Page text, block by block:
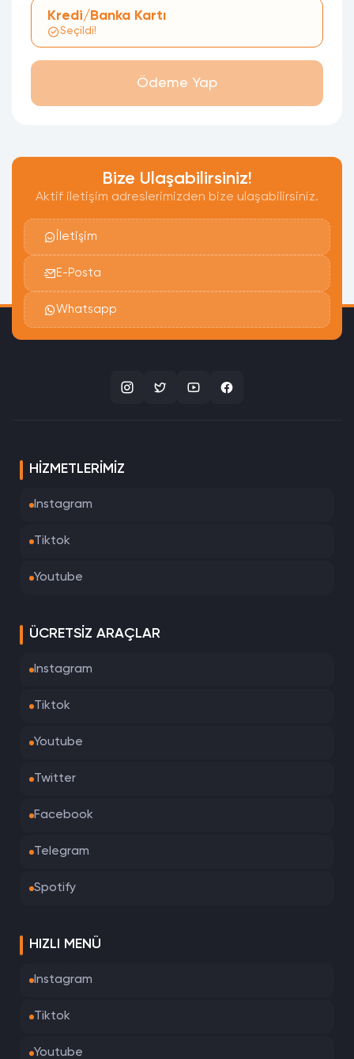
Kredi/Banka Kartı
Seçildi!
Ödeme Yap
Bize Ulaşabilirsiniz!
Aktif iletişim adreslerimizden bize ulaşabilirsiniz.
İletişim
E-Posta
Whatsapp
HIZMETLERIMIZ
Instagram
Tiktok
Youtube
ÜCRETSIZ ARAÇLAR
Instagram
Tiktok
Youtube
Twitter
Facebook
Telegram
Spotify
HIZLI MENÜ
Instagram
Tiktok
Youtube